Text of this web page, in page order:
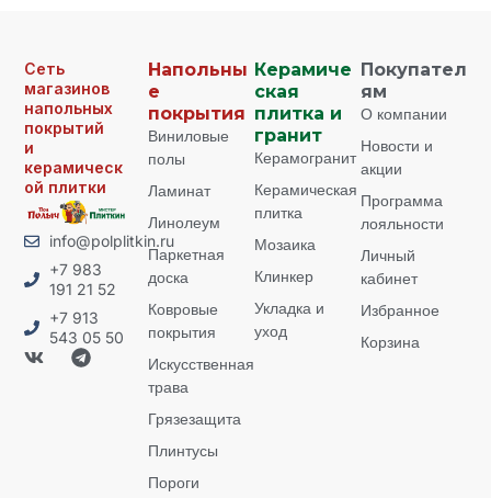
Сеть
магазинов
напольных
покрытий
и
керамическ
ой плитки
info@polplitkin.ru
+7 983
191 21 52
+7 913
543 05 50
Напольны
е
покрытия
Виниловые
полы
Ламинат
Линолеум
Паркетная
доска
Ковровые
покрытия
Искусственная
трава
Грязезащита
Плинтусы
Пороги
Керамиче
ская
плитка и
гранит
Керамогранит
Керамическая
плитка
Мозаика
Клинкер
Укладка и
уход
Покупател
ям
О компании
Новости и
акции
Программа
лояльности
Личный
кабинет
Избранное
Корзина